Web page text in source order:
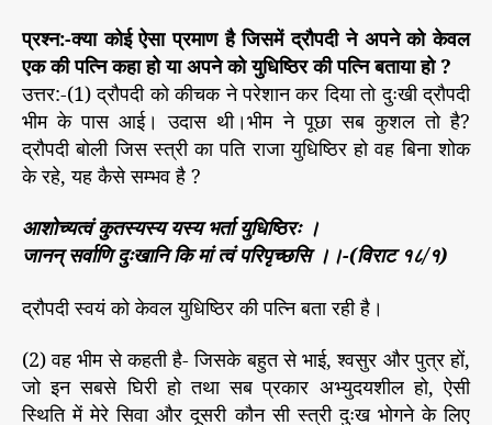
प्रश्न:-क्या कोई ऐसा प्रमाण है जिसमें द्रौपदी ने अपने को केवल
एक की पत्नि कहा हो या अपने को युधिष्ठिर की पत्नि बताया हो ?
उत्तर:-(1) द्रौपदी को कीचक ने परेशान कर दिया तो दुःखी द्रौपदी
भीम के पास आई। उदास थी।भीम ने पूछा सब कुशल तो है?
द्रौपदी बोली जिस स्त्री का पति राजा युधिष्ठिर हो वह बिना शोक
के रहे, यह कैसे सम्भव है ?
आशोच्यत्वं कुतस्यस्य यस्य भर्ता युधिष्ठिरः ।
जानन् सर्वाणि दुःखानि कि मां त्वं परिपृच्छसि ।।-(विराट १८/१)
द्रौपदी स्वयं को केवल युधिष्ठिर की पत्नि बता रही है।
(2) वह भीम से कहती है- जिसके बहुत से भाई, श्वसुर और पुत्र हों,
जो इन सबसे घिरी हो तथा सब प्रकार अभ्युदयशील हो, ऐसी
स्थिति में मेरे सिवा और दूसरी कौन सी स्त्री दुःख भोगने के लिए